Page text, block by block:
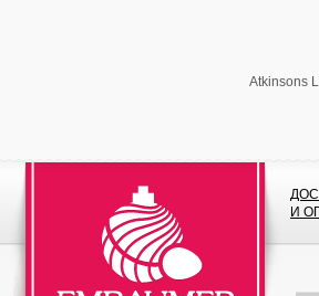
Atkinsons
И